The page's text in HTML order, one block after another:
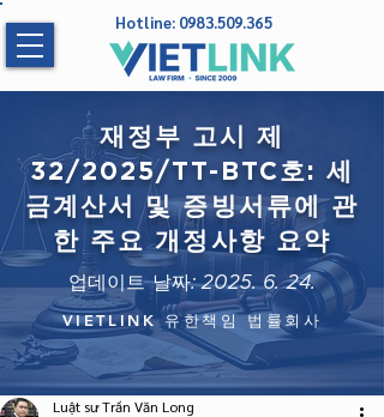
Hotline: 0983.509.365
재정부 고시 제
32/2025/TT-BTC호: 세
금계산서 및 증빙서류에 관
한 주요 개정사항 요약
업데이트 날짜:2025. 6. 24.
VIETLINK 유한책임 법률회사
Luật sư Trần Văn Long